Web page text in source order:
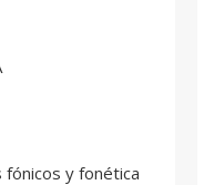
fónicos y fonética